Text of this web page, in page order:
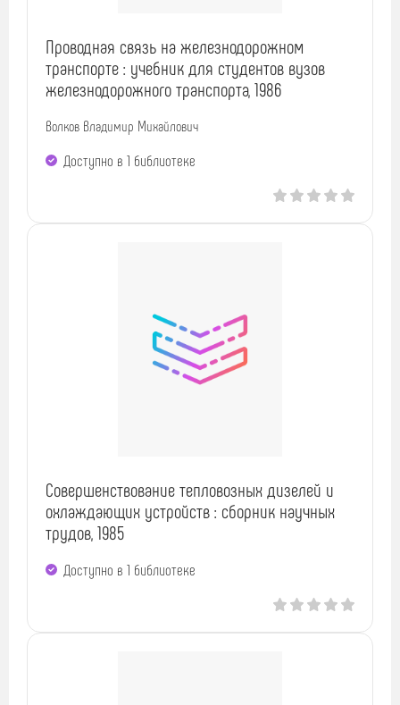
Проводная связь на железнодорожном
транспорте : учебник для студентов вузов
железнодорожного транспорта, 1986
Волков Владимир Михайлович
Доступно в 1 библиотекe
Совершенствование тепловозных дизелей и
охлаждающих устройств : сборник научных
трудов, 1985
Доступно в 1 библиотекe